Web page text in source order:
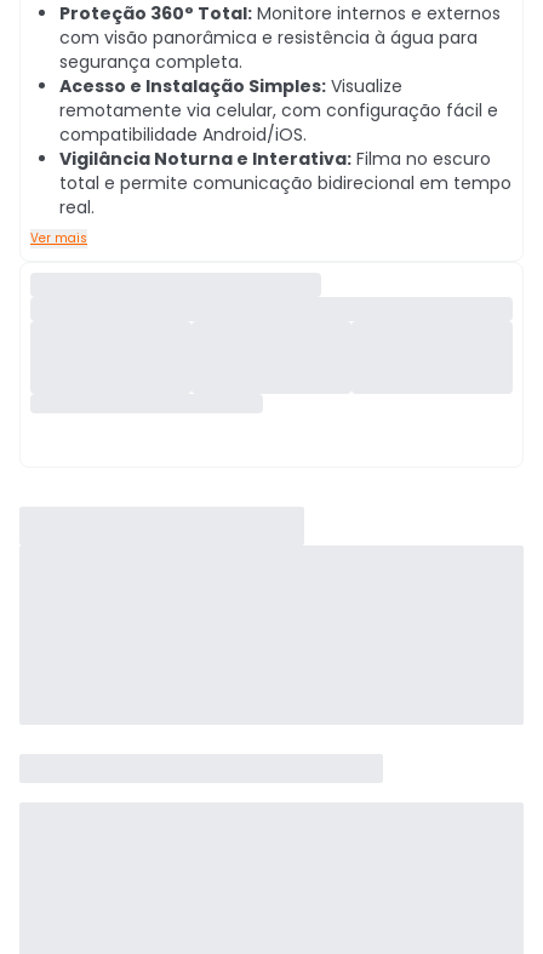
Proteção 360° Total: Monitore internos e externos
com visão panorâmica e resistência à água para
segurança completa.
Acesso e Instalação Simples: Visualize
remotamente via celular, com configuração fácil e
compatibilidade Android/iOS.
Vigilância Noturna e Interativa: Filma no escuro
total e permite comunicação bidirecional em tempo
real.
Ver mais